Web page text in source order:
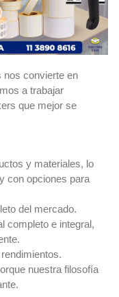
nos convierte en
a trabajar
que mejor se
y materiales, lo
con opciones para
del mercado.
completo e integral,
nuestra filosofía